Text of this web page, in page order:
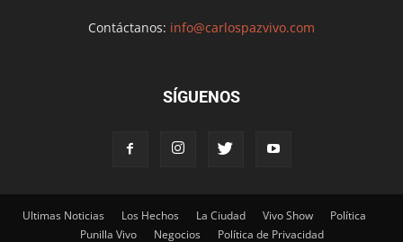
Contáctanos: info@carlospazvivo.com
SÍGUENOS
Ultimas Noticias Los Hechos La Ciudad Vivo Show
Política
Punilla Vivo
Negocios Política de Privacidad